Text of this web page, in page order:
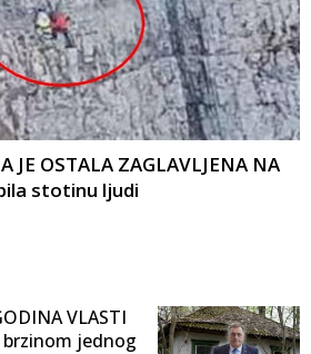
JE OSTALA ZAGLAVLJENA NA
stotinu ljudi
VLASTI
brzinom jednog